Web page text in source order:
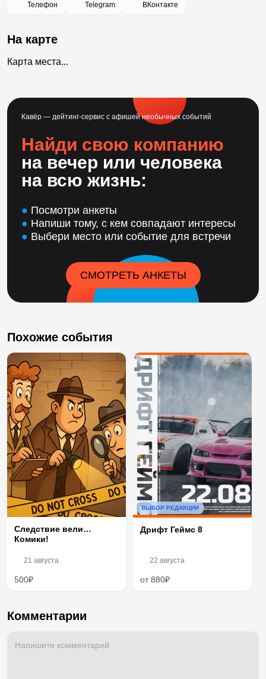
Телефон Telegram ВКонтакте
На карте
Карта места...
Кавёр — дейтинг-сервис с афишей необычных событий
Найди свою компанию
на вечер или человека
на всю жизнь:
● Посмотри анкеты
● Напиши тому, с кем совпадают интересы
● Выбери место или событие для встречи
СМОТРЕТЬ АНКЕТЫ
Похожие события
Следствие вели…
Комики!
21 августа
500₽
ВЫБОР РЕДАКЦИИ
Дрифт Геймс 8
22 августа
от 880₽
Комментарии